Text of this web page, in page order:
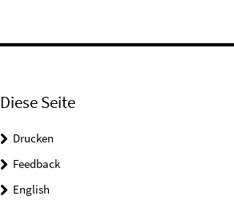
Diese Seite
Drucken
Feedback
English